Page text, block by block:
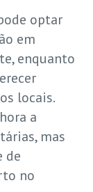
optar
em
enquanto
locais.
a
mas
de
no